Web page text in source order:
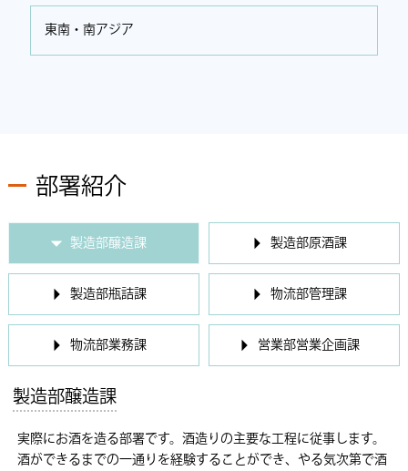
東南・南アジア
部署紹介
製造部醸造課 製造部原酒課
製造部瓶詰課 物流部管理課
物流部業務課 営業部営業企画課
製造部醸造課
実際にお酒を造る部署です。酒造りの主要な工程に従事します。
酒ができるまでの一通りを経験することができ、やる気次第で酒